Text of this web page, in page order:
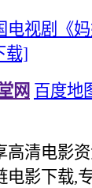
电视剧《
载]
网 百度地
高清电影
电影下载,